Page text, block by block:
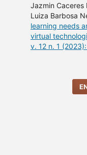
Jazmin Caceres
Luiza Barbosa
learning needs
virtual
v. 12 n. 1